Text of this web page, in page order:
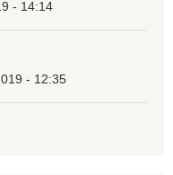
- 14:14
- 12:35